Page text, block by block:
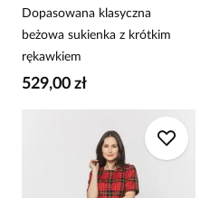
Dopasowana klasyczna
beżowa sukienka z krótkim
rękawkiem
529,00 zł